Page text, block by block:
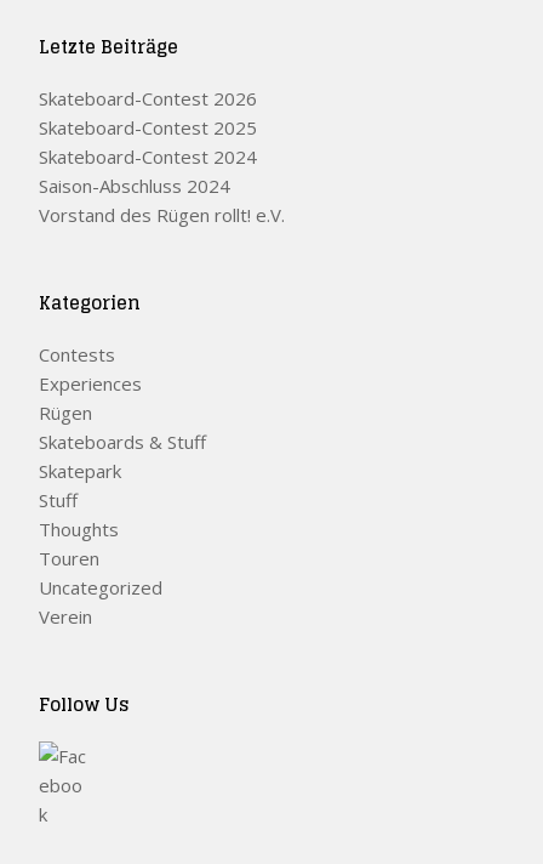
Letzte Beiträge
Skateboard-Contest 2026
Skateboard-Contest 2025
Skateboard-Contest 2024
Saison-Abschluss 2024
Vorstand des Rügen rollt! e.V.
Kategorien
Contests
Experiences
Rügen
Skateboards & Stuff
Skatepark
Stuff
Thoughts
Touren
Uncategorized
Verein
Follow Us